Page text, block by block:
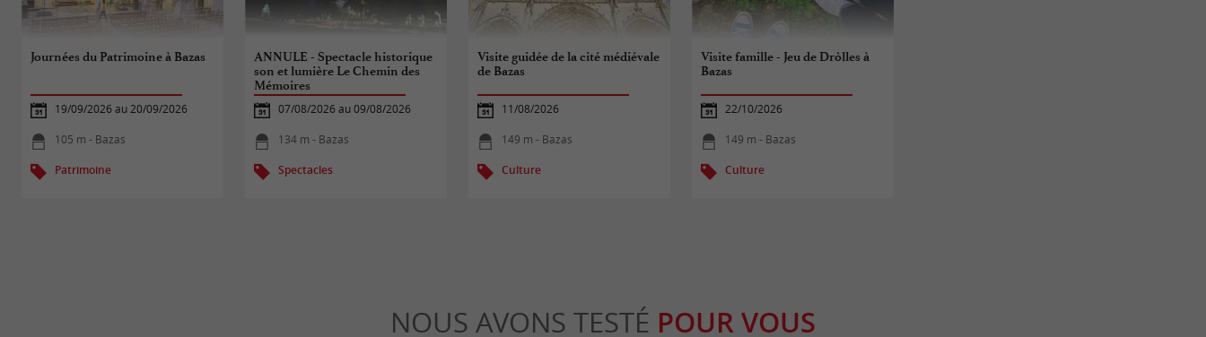
Journées du Patrimoine à Bazas
19/09/2026 au 20/09/2026
105 m - Bazas
Patrimoine
ANNULE - Spectacle historique
son et lumière Le Chemin des
Mémoires
07/08/2026 au 09/08/2026
134 m - Bazas
Spectacles
Visite guidée de la cité médiévale
de Bazas
11/08/2026
149 m - Bazas
Culture
Visite famille - Jeu de Dròlles à
Bazas
22/10/2026
149 m - Bazas
Culture
NOUS AVONS TESTÉ POUR VOUS